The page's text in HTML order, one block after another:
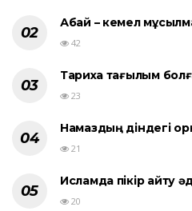
Абай – кемел
42
Тарихқа тағылым
23
Намаздың діндегі
21
Исламда пікір айту
20